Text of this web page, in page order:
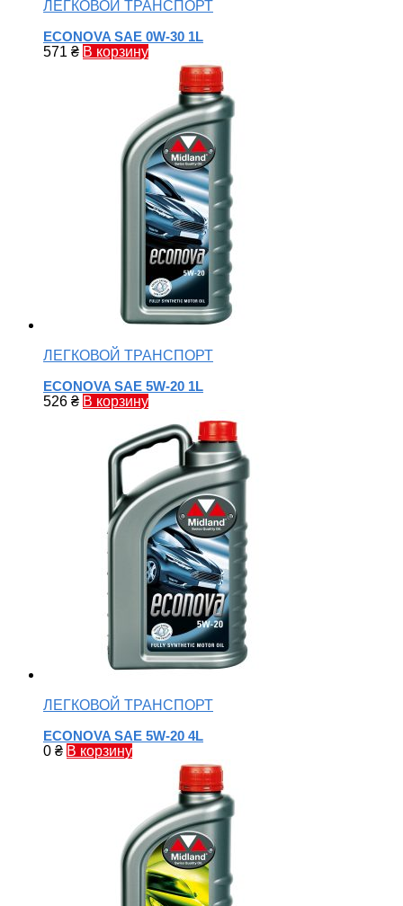
ЛЕГКОВОЙ ТРАНСПОРТ
ECONOVA SAE 0W-30 1L
571 ₴ В корзину
ЛЕГКОВОЙ ТРАНСПОРТ
ECONOVA SAE 5W-20 1L
526 ₴ В корзину
ЛЕГКОВОЙ ТРАНСПОРТ
ECONOVA SAE 5W-20 4L
0 ₴ В корзину